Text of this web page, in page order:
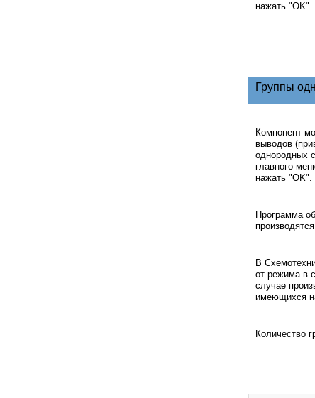
нажать "OK".
Группы
Компонент
выводов
однородных
главного
нажать "OK".
Программа
В
от режима в
случае
имеющихся
Количество